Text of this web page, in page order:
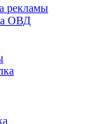
рекламы
ОВД